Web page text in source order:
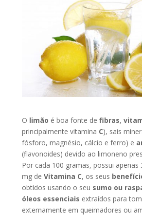
O limão é boa fonte de fibras,
principalmente vitamina C), sais
fósforo, magnésio, cálcio e ferro) e
(flavonoides) devido ao limoneno
Por cada 100 gramas, possui apenas
mg de Vitamina C, os seus
obtidos usando o seu sumo ou
óleos essenciais extraídos para
externamente em queimadores ou